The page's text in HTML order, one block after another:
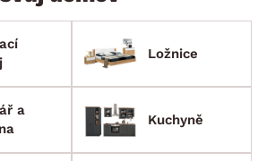
Ložnice
a
Kuchyně